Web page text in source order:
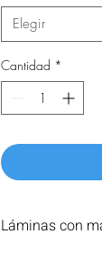
Elegir
Cantidad *
Láminas con